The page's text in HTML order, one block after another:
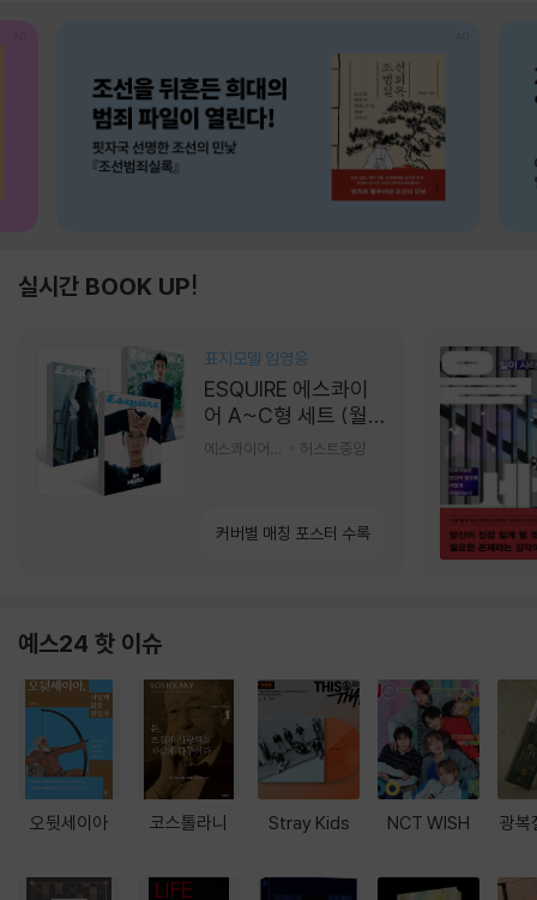
실시간 BOOK UP!
표지모델 임영웅
ESQUIRE 에스콰이
어 A~C형 세트 (월
간) : 9월 [2026]
허스트중앙
커버별 매칭 포스터 수록
예스24 핫 이슈
오뒷세이아 코스톨라니 Stray Kids NCT WISH 광복